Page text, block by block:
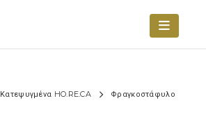
Κατεψυγμένα HO.RE.CA Φραγκοστάφυλο